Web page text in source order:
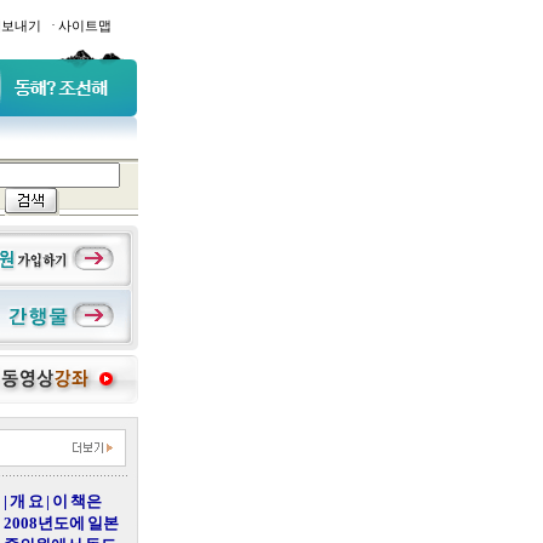
내기 · 사이트맵
| 개 요 | 이 책은
2008년도에 일본